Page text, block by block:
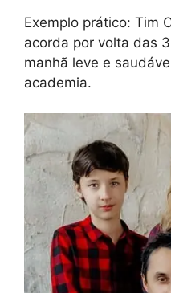
Exemplo prático: Tim
acorda por volta das
manhã leve e
academia.